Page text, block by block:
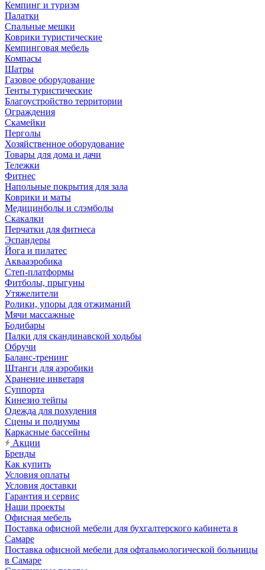
Кемпинг и туризм
Палатки
Спальные мешки
Коврики туристические
Кемпинговая мебель
Компасы
Шатры
Газовое оборудование
Тенты туристические
Благоустройство территории
Ограждения
Скамейки
Перголы
Хозяйственное оборудование
Товары для дома и дачи
Тележки
Фитнес
Напольные покрытия для зала
Коврики и маты
Медицинболы и слэмболы
Скакалки
Перчатки для фитнеса
Эспандеры
Йога и пилатес
Аквааэробика
Степ-платформы
Фитболы, прыгуны
Утяжелители
Ролики, упоры для отжиманий
Мячи массажные
Бодибары
Палки для скандинавской ходьбы
Обручи
Баланс-тренинг
Штанги для аэробики
Хранение инветаря
Суппорта
Кинезио тейпы
Одежда для похудения
Сцены и подиумы
Каркасные бассейны
Акции
Бренды
Как купить
Условия оплаты
Условия доставки
Гарантия и сервис
Наши проекты
Офисная мебель
Поставка офисной мебели для бухгалтерского кабинета в
Самаре
Поставка офисной мебели для офтальмологической больницы
в Самаре